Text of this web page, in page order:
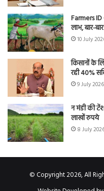
Farmers ID
लाभ, बार-
10 July
किसानों के
रही 40%
9 July
न मंडी की
लाखों रुपये
8 July
© Copyright 2026, All